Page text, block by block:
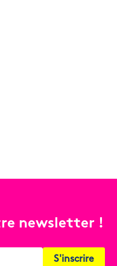
newsletter !
S'inscrire